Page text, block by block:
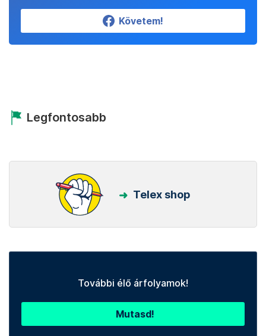
Követem!
Legfontosabb
Telex shop
További élő árfolyamok!
Mutasd!